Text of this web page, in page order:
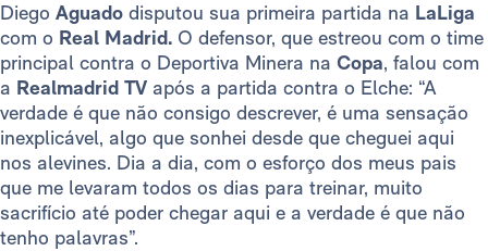
Diego Aguado disputou sua primeira partida na LaLiga
com o Real Madrid. O defensor, que estreou com o time
principal contra o Deportiva Minera na Copa, falou com
a Realmadrid TV após a partida contra o Elche: “A
verdade é que não consigo descrever, é uma sensação
inexplicável, algo que sonhei desde que cheguei aqui
nos alevines. Dia a dia, com o esforço dos meus pais
que me levaram todos os dias para treinar, muito
sacrifício até poder chegar aqui e a verdade é que não
tenho palavras”.